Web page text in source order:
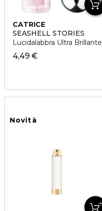
CATRICE
SEASHELL STORIES
Lucidalabbra Ultra Brillante
4,49 €
Novità